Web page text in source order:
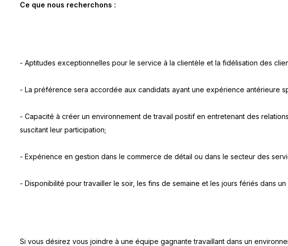
Ce que nous recherchons :
- Aptitudes exceptionnelles pour le service à la clientèle et la fidélisation des
- La préférence sera accordée aux candidats ayant une expérience antérieure
- Capacité à créer un environnement de travail positif en entretenant des
suscitant leur participation;
- Expérience en gestion dans le commerce de détail ou dans le secteur des
- Disponibilité pour travailler le soir, les fins de semaine et les jours fériés dans
Si vous désirez vous joindre à une équipe gagnante travaillant dans un